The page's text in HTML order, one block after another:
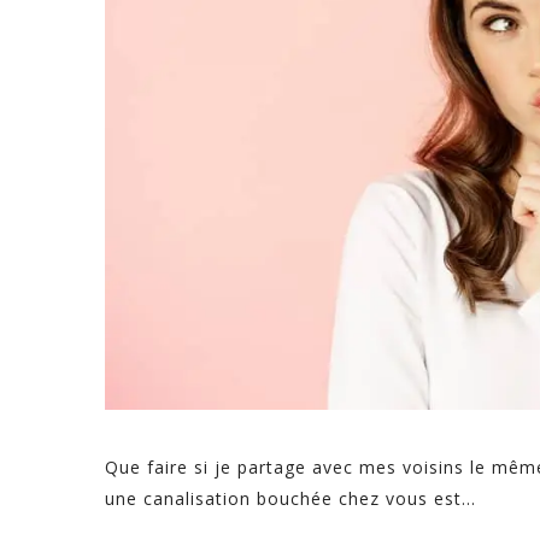
Que faire si je partage avec mes voisins le
une canalisation bouchée chez vous est...